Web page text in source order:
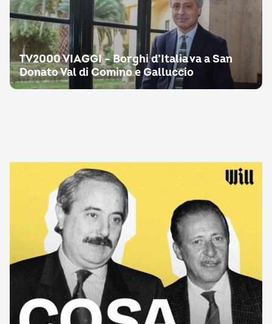
TV2000 VIAGGI – Borghi d’Italia va a San
Donato Val di Comino e Galluccio